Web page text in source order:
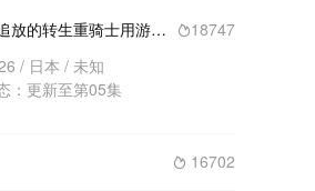
18747
被追放的转生重骑士用游戏知识开无双
/ 日本 / 未知
：更新至第05集
 16702